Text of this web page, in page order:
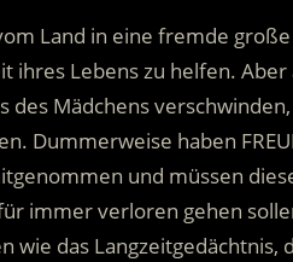
Land in eine fremde
ihres Lebens zu helfen. Aber
des Mädchens
Dummerweise haben
und müssen
immer verloren gehen
das Langzeitgedächtnis,